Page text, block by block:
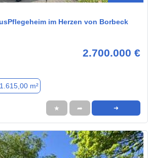
im Herzen von Borbeck
2.700.000 €
m²
★ ➦ ➜